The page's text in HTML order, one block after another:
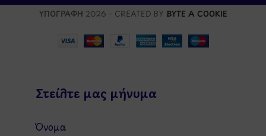
ΥΠΟΓΡΑΦΗ 2026 - CREATED BY BYTE A COOKIE
Στείλτε μας μήνυμα
Όνομα